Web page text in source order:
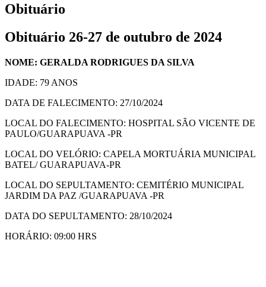
Obituário
Obituário 26-27 de outubro de 2024
NOME: GERALDA RODRIGUES DA SILVA
IDADE: 79 ANOS
DATA DE FALECIMENTO: 27/10/2024
LOCAL DO FALECIMENTO: HOSPITAL SÃO VICENTE DE
PAULO/GUARAPUAVA -PR
LOCAL DO VELÓRIO: CAPELA MORTUÁRIA MUNICIPAL
BATEL/ GUARAPUAVA-PR
LOCAL DO SEPULTAMENTO: CEMITÉRIO MUNICIPAL
JARDIM DA PAZ /GUARAPUAVA -PR
DATA DO SEPULTAMENTO: 28/10/2024
HORÁRIO: 09:00 HRS